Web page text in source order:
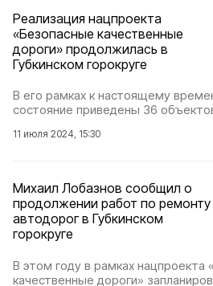
Реализация нацпроекта
«Безопасные качественные
дороги» продолжилась в
Губкинском горокруге
В его рамках к настоящему
состояние приведены 36
11 июля 2024, 15:30
Михаил Лобазнов сообщил о
продолжении работ по ремонту
автодорог в Губкинском
горокруге
В этом году в рамках нацпроекта
качественные дороги»